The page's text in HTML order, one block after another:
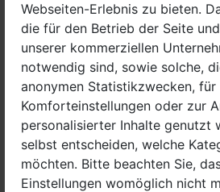
Webseiten-Erlebnis zu bieten.
die für den Betrieb der Seite
unserer kommerziellen
notwendig sind, sowie solche,
anonymen Statistikzwecken, für
Komforteinstellungen oder zur
personalisierter Inhalte genutzt
selbst entscheiden, welche
möchten. Bitte beachten Sie,
Einstellungen womöglich nicht